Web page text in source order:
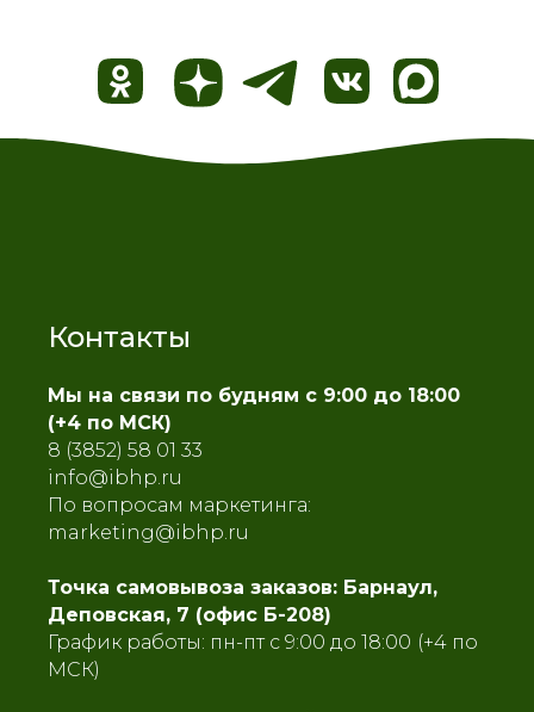
Контакты
Мы на связи по будням с 9:00 до 18:00
(+4 по МСК)
8 (3852) 58 01 33
info@ibhp.ru
По вопросам маркетинга:
marketing@ibhp.ru
Точка самовывоза заказов: Барнаул,
Деповская, 7 (офис Б-208)
График работы: пн-пт с 9:00 до 18:00 (+4 по
МСК)